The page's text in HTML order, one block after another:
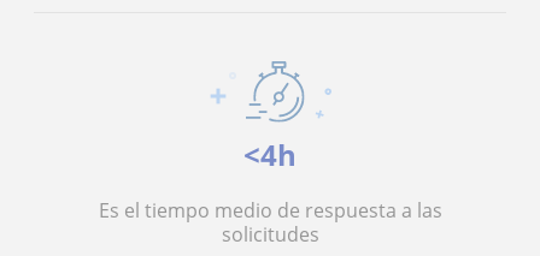
<4h
Es el tiempo medio de respuesta a las
solicitudes